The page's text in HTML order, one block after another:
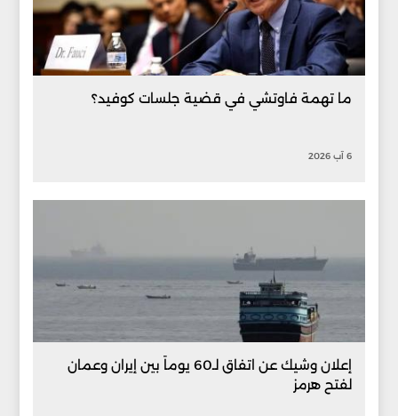
ما تهمة فاوتشي في قضية جلسات كوفيد؟
6 آب 2026
إعلان وشيك عن اتفاق لـ60 يوماً بين إيران وعمان
لفتح هرمز